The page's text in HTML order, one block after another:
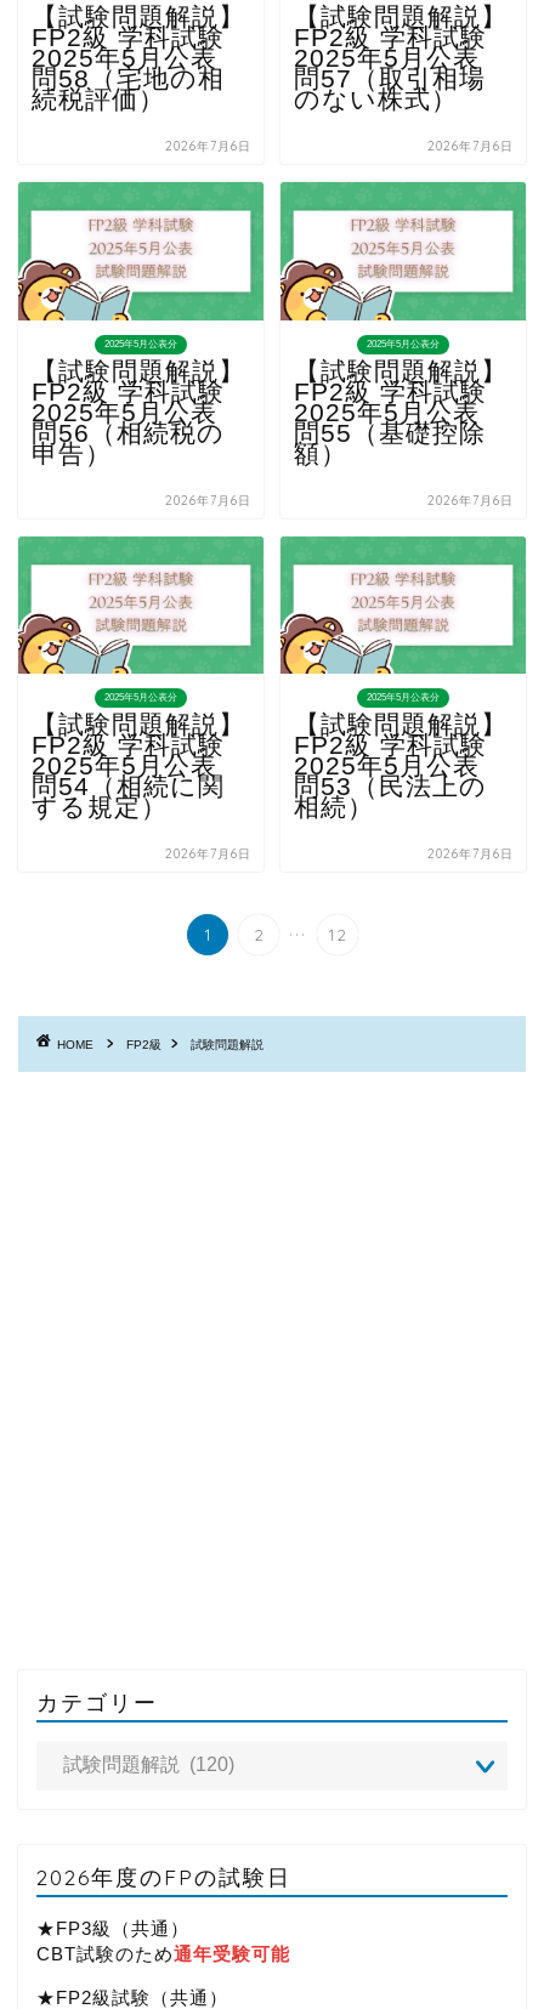
【試験問題解説】
FP2級 学科試験
2025年5月公表
問58（宅地の相
続税評価）
2026年7月6日
【試験問題解説】
FP2級 学科試験
2025年5月公表
問57（取引相場
のない株式）
2026年7月6日
2025年5月公表分
【試験問題解説】
FP2級 学科試験
2025年5月公表
問56（相続税の
申告）
2026年7月6日
2025年5月公表分
【試験問題解説】
FP2級 学科試験
2025年5月公表
問55（基礎控除
額）
2026年7月6日
2025年5月公表分
【試験問題解説】
FP2級 学科試験
2025年5月公表
問54（相続に関
する規定）
2026年7月6日
2025年5月公表分
【試験問題解説】
FP2級 学科試験
2025年5月公表
問53（民法上の
相続）
2026年7月6日
1 2 ... 12
HOME FP2級 試験問題解説
カテゴリー
2026年度のFPの試験日
★FP3級（共通）
CBT試験のため通年受験可能
★FP2級試験（共通）